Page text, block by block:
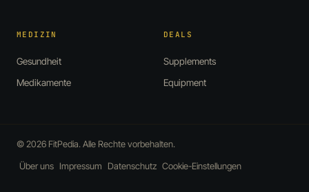
MEDIZIN
Gesundheit
Medikamente
DEALS
Supplements
Equipment
© 2026 FitPedia. Alle Rechte vorbehalten.
Über uns Impressum Datenschutz Cookie-Einstellungen